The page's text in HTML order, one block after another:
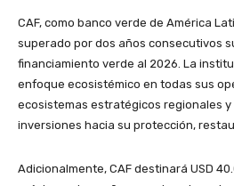
CAF, como banco verde de América
superado por dos años consecutivos
financiamiento verde al 2026. La
enfoque ecosistémico en todas sus
ecosistemas estratégicos regionales
inversiones hacia su protección,
Adicionalmente, CAF destinará USD